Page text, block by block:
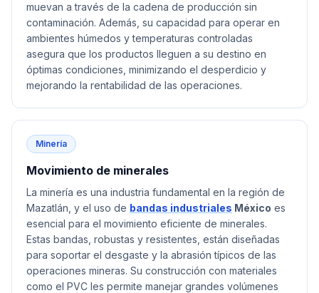
muevan a través de la cadena de producción sin
contaminación. Además, su capacidad para operar en
ambientes húmedos y temperaturas controladas
asegura que los productos lleguen a su destino en
óptimas condiciones, minimizando el desperdicio y
mejorando la rentabilidad de las operaciones.
Minería
Movimiento de minerales
La minería es una industria fundamental en la región de
Mazatlán, y el uso de bandas industriales México es
esencial para el movimiento eficiente de minerales.
Estas bandas, robustas y resistentes, están diseñadas
para soportar el desgaste y la abrasión típicos de las
operaciones mineras. Su construcción con materiales
como el PVC les permite manejar grandes volúmenes